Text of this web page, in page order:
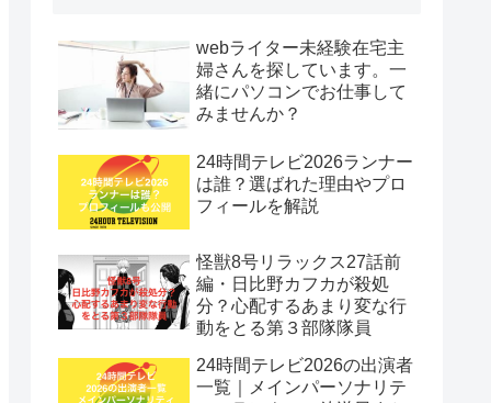
webライター未経験在宅主
婦さんを探しています。一
緒にパソコンでお仕事して
みませんか？
24時間テレビ2026ランナー
は誰？選ばれた理由やプロ
フィールを解説
怪獣8号リラックス27話前
編・日比野カフカが殺処
分？心配するあまり変な行
動をとる第３部隊隊員
24時間テレビ2026の出演者
一覧｜メインパーソナリテ